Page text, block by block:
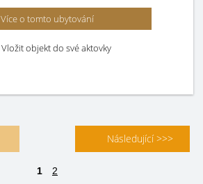
Více o tomto ubytování
Vložit objekt do své aktovky
Následující >>>
1 2